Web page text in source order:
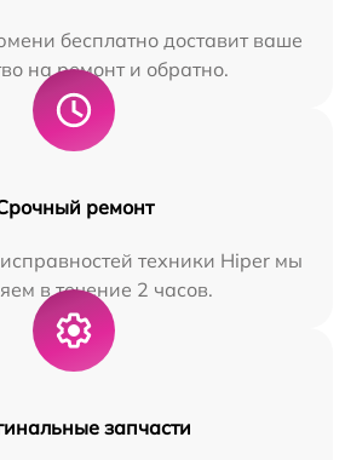
бесплатно доставит ваше
на ремонт и обратно.
ремонт
техники Hiper мы
в течение 2 часов.
запчасти